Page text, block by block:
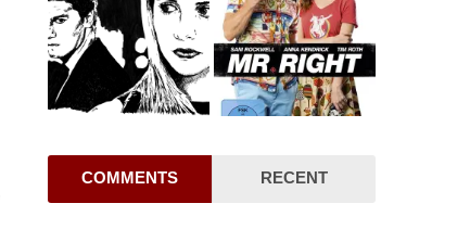
COMMENTS RECENT